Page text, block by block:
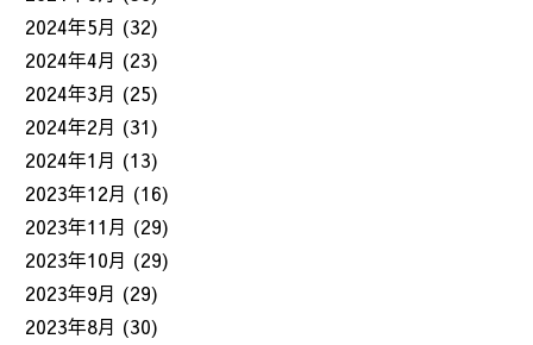
2024年5月 (32)
2024年4月 (23)
2024年3月 (25)
2024年2月 (31)
2024年1月 (13)
2023年12月 (16)
2023年11月 (29)
2023年10月 (29)
2023年9月 (29)
2023年8月 (30)